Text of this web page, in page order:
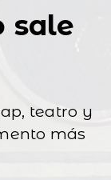
sale
teatro y
más